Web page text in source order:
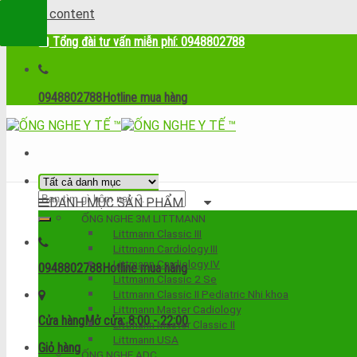
Skip to content
Tổng đài tư vấn miễn phí: 0948802788
0948802788Hotline mua hàng
0948802788Hotline mua hàng
Cửa hàngMở cửa: 8:00 - 22:00
Giỏ hàng
DANH MỤC SẢN PHẨM
ỐNG NGHE 3M LITTMANN
Littmann Classic III
Littmann Cardiology III
Littmann Cardiology IV
Littmann Classic 2 Se
Littmann Classic II Pediatric Nhi khoa
Littmann Master Cadiology
Littmann Master Classic II
Littmann USA